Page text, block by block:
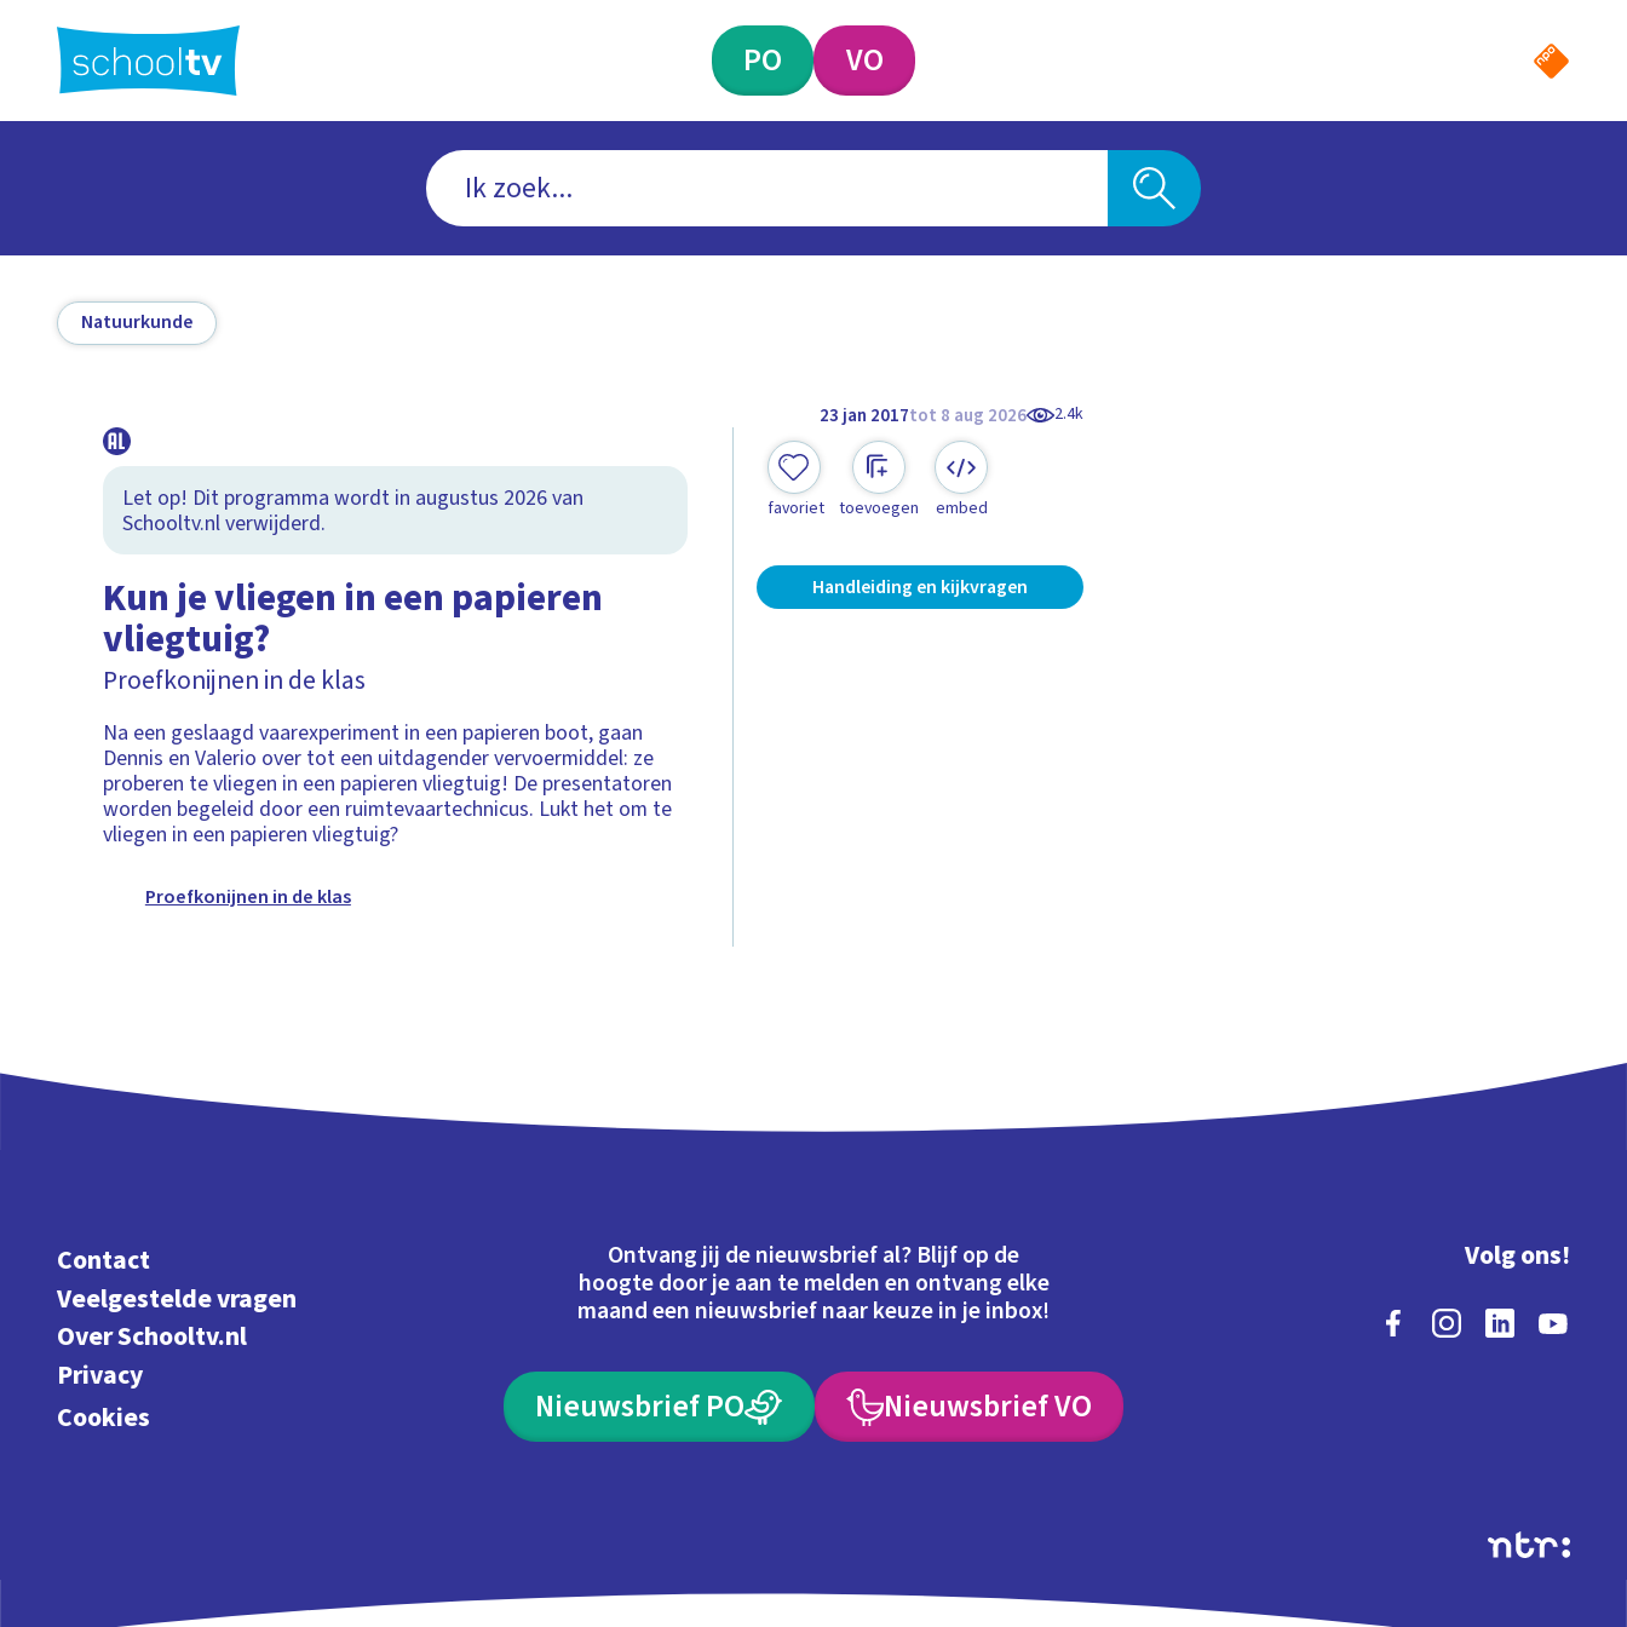
hoofdinhoud
PO VO
Natuurkunde
23 jan 2017tot 8 aug 2026 2.4k
Let op! Dit programma wordt in augustus 2026 van
Schooltv.nl verwijderd.
Kun je vliegen in een papieren
vliegtuig?
Proefkonijnen in de klas
Na een geslaagd vaarexperiment in een papieren boot, gaan
Dennis en Valerio over tot een uitdagender vervoermiddel: ze
proberen te vliegen in een papieren vliegtuig! De presentatoren
worden begeleid door een ruimtevaartechnicus. Lukt het om te
vliegen in een papieren vliegtuig?
Proefkonijnen in de klas
favoriet toevoegen embed
Handleiding en kijkvragen
Contact
Veelgestelde vragen
Over Schooltv.nl
Privacy
Cookies
Ontvang jij de nieuwsbrief al? Blijf op de
hoogte door je aan te melden en ontvang elke
maand een nieuwsbrief naar keuze in je inbox!
Nieuwsbrief PO Nieuwsbrief VO
Volg ons!